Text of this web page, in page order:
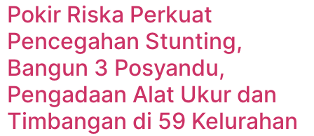
Pokir Riska Perkuat
Pencegahan Stunting,
Bangun 3 Posyandu,
Pengadaan Alat Ukur dan
Timbangan di 59 Kelurahan